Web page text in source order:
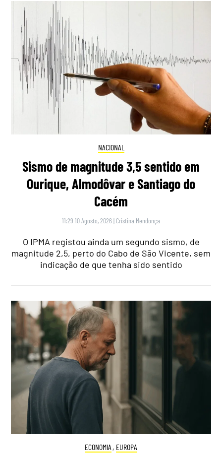
NACIONAL
Sismo de magnitude 3,5 sentido em
Ourique, Almodôvar e Santiago do
Cacém
11:29 10 Agosto, 2026 | Cristina Mendonça
O IPMA registou ainda um segundo sismo, de
magnitude 2,5, perto do Cabo de São Vicente, sem
indicação de que tenha sido sentido
ECONOMIA , EUROPA